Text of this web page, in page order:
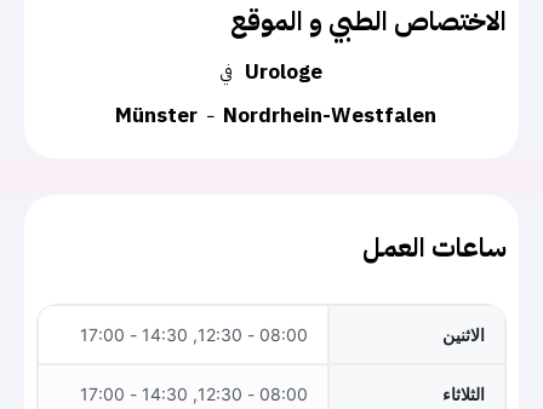
الاختصاص الطبي و الموقع
في Urologe
Münster
Nordrhein-Westfalen
ساعات العمل
الاثنين 08:00 - 12:30, 14:30 - 17:00
الثلاثاء 08:00 - 12:30, 14:30 - 17:00